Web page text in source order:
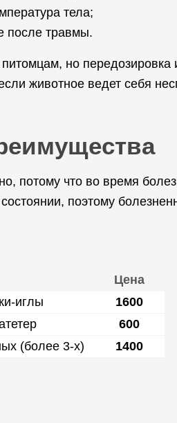
тела;
после травмы.
но
животное ведет себя
потому что во время
поэтому
Цена
иглы
1600
600
(более 3-х)
1400